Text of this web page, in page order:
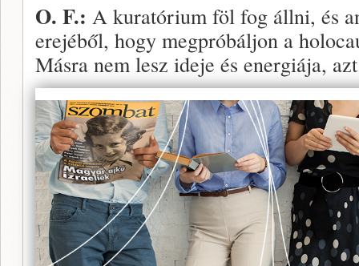
O. F.: A kuratórium föl fog állni, és
erejéből, hogy megpróbáljon a
Másra nem lesz ideje és energiája,